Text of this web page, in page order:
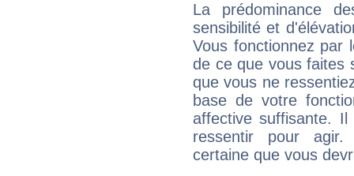
La prédominance
sensibilité et
Vous fonctionnez
de ce que vous faites
que vous ne
base de votre
affective suffisante.
ressentir pour agir.
certaine que vous